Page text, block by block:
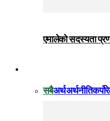
एमालेको सदस्यता
सबैअर्थअर्थनीति